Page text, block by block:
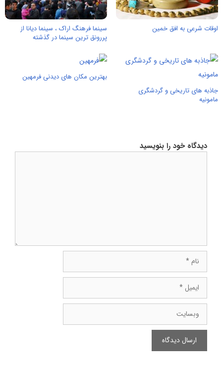
اوقات شرعی به افق خمین
سینما فرهنگ اراک ، سینما دیانا از
پررونق ترین سینما در گذشته
جاذبه های تاریخی و گردشگری
مامونیه
بهترین مکان های دیدنی فرمهین
دیدگاه خود را بنویسید
ایمیل
وبسایت